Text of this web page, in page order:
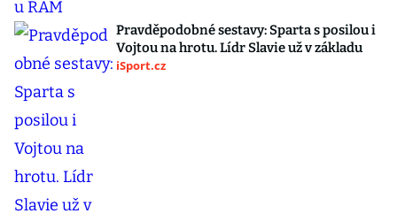
Pravděpodobné sestavy: Sparta s posilou i
Vojtou na hrotu. Lídr Slavie už v základu
iSport.cz